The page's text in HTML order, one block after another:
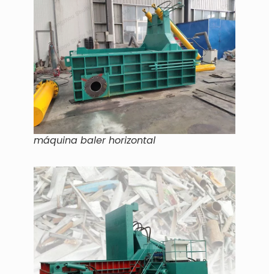
máquina baler horizontal